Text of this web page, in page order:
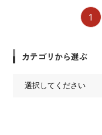
1
カテゴリから選ぶ